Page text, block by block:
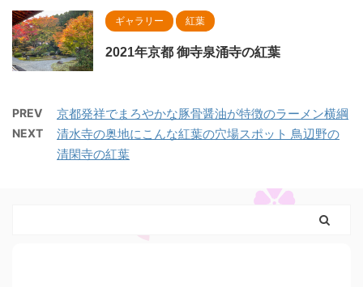
ギャラリー 紅葉
2021年京都 御寺泉涌寺の紅葉
PREV 京都発祥でまろやかな豚骨醤油が特徴のラーメン横綱
NEXT
清水寺の奥地にこんな紅葉の穴場スポット 鳥辺野の
清閑寺の紅葉